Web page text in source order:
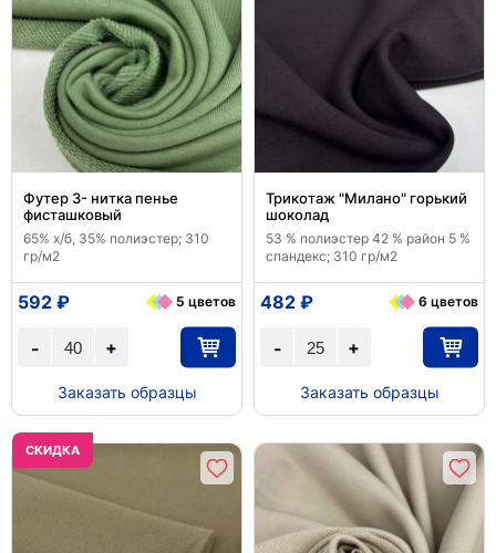
Футер 3- нитка пенье
фисташковый
65% х/б, 35% полиэстер; 310
гр/м2
+
-
592 ₽ 5 цветов
Заказать образцы
Трикотаж "Милано" горький
шоколад
53 % полиэстер 42 % район 5 %
спандекс; 310 гр/м2
+
-
482 ₽ 6 цветов
Заказать образцы
CКИДКА